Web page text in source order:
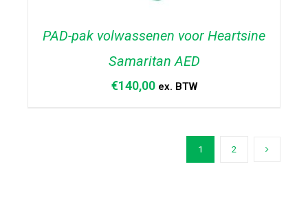
TOEVOEGEN AAN WINKELWAGEN /
PAD-pak volwassenen voor Heartsine
Samaritan AED
€140,00 ex. BTW
1 2